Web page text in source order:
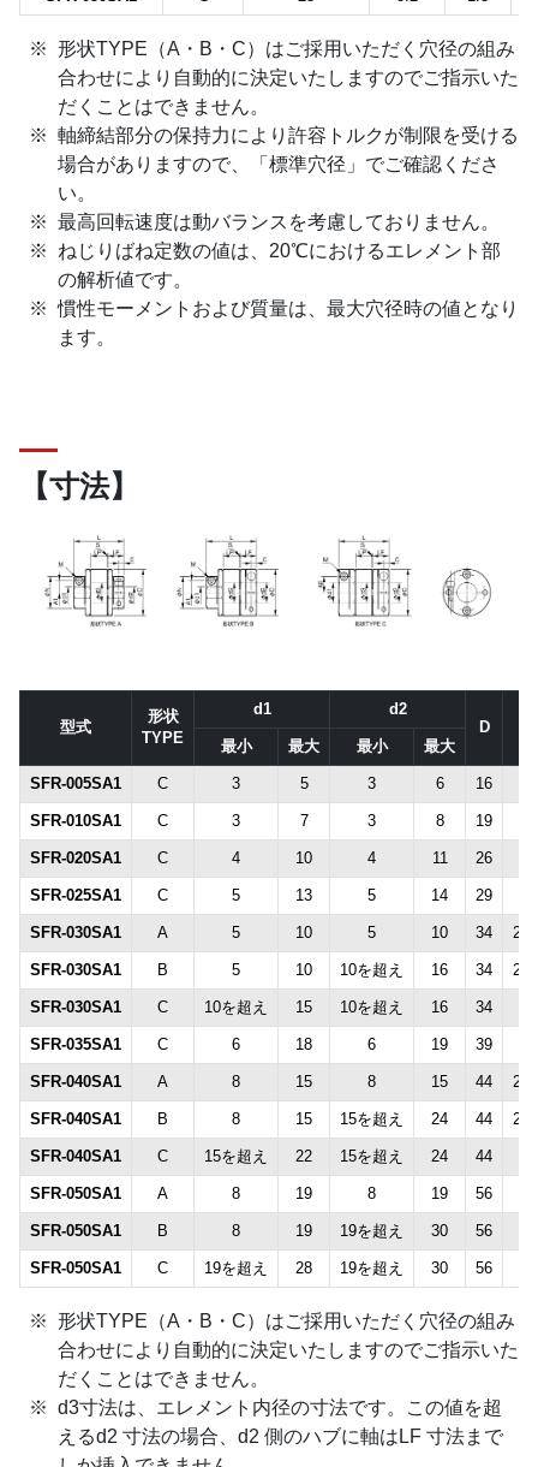
形状TYPE（A・B・C）はご採用いただく穴径の組み
合わせにより自動的に決定いたしますのでご指示いた
だくことはできません。
軸締結部分の保持力により許容トルクが制限を受ける
場合がありますので、「標準穴径」でご確認くださ
い。
最高回転速度は動バランスを考慮しておりません。
ねじりばね定数の値は、20℃におけるエレメント部
の解析値です。
慣性モーメントおよび質量は、最大穴径時の値となり
ます。
【寸法】
型式
形状
TYPE
d1
d2
D
最小
最大 最小 最大
SFR-005SA1 C 3 5 3 6 16
SFR-010SA1 C 3 7 3 8 19
SFR-020SA1 C 4 10 4 11 26
SFR-025SA1 C 5 13 5 14 29
SFR-030SA1 A 5 10 5 10 34
SFR-030SA1 B 5 10 10を超え 16 34
SFR-030SA1 C 10を超え 15 10を超え 16 34
SFR-035SA1 C 6 18 6 19 39
SFR-040SA1 A 8 15 8 15 44
SFR-040SA1 B 8 15 15を超え 24 44
SFR-040SA1 C 15を超え 22 15を超え 24 44
SFR-050SA1 A 8 19 8 19 56
SFR-050SA1 B 8 19 19を超え 30 56
SFR-050SA1 C 19を超え 28 19を超え 30 56
形状TYPE（A・B・C）はご採用いただく穴径の組み
合わせにより自動的に決定いたしますのでご指示いた
だくことはできません。
d3寸法は、エレメント内径の寸法です。この値を超
えるd2 寸法の場合、d2 側のハブに軸はLF 寸法まで